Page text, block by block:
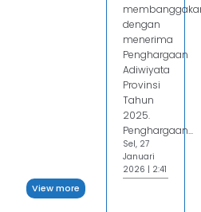
View more
dengan
menerima
Penghargaan
Adiwiyata
Provinsi
Tahun
2025.
Penghargaan...
Sel, 27
Januari
2026 | 2:41